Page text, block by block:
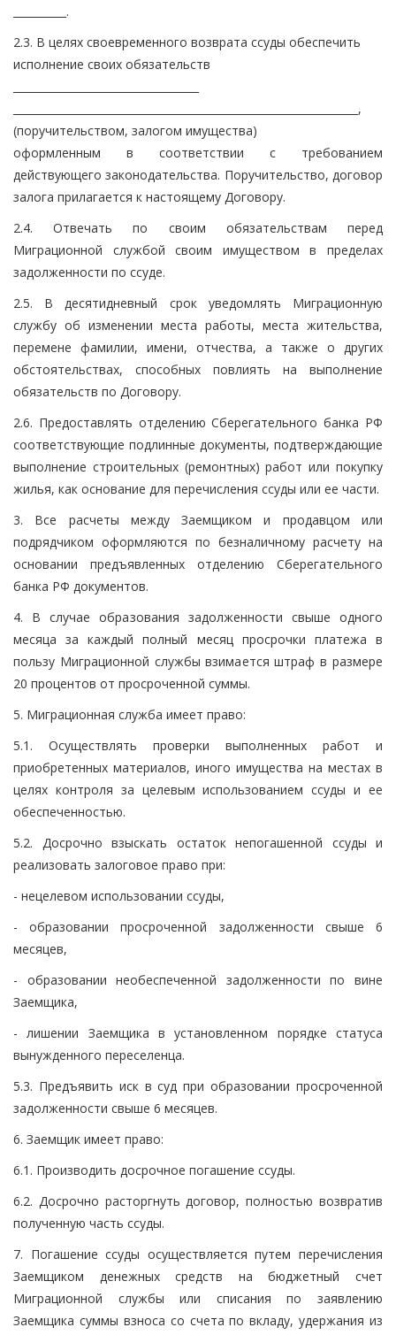
__________.
2.3. В целях своевременного возврата ссуды обеспечить
исполнение своих обязательств
_________________________________________________________________,
(поручительством, залогом имущества)
оформленным в соответствии с требованием
действующего законодательства. Поручительство, договор
залога прилагается к настоящему Договору.
2.4. Отвечать по своим обязательствам перед
Миграционной службой своим имуществом в пределах
задолженности по ссуде.
2.5. В десятидневный срок уведомлять Миграционную
службу об изменении места работы, места жительства,
перемене фамилии, имени, отчества, а также о других
обстоятельствах, способных повлиять на выполнение
обязательств по Договору.
2.6. Предоставлять отделению Сберегательного банка РФ
соответствующие подлинные документы, подтверждающие
выполнение строительных (ремонтных) работ или покупку
жилья, как основание для перечисления ссуды или ее части.
3. Все расчеты между Заемщиком и продавцом или
подрядчиком оформляются по безналичному расчету на
основании предъявленных отделению Сберегательного
банка РФ документов.
4. В случае образования задолженности свыше одного
месяца за каждый полный месяц просрочки платежа в
пользу Миграционной службы взимается штраф в размере
20 процентов от просроченной суммы.
5. Миграционная служба имеет право:
5.1. Осуществлять проверки выполненных работ и
приобретенных материалов, иного имущества на местах в
целях контроля за целевым использованием ссуды и ее
обеспеченностью.
5.2. Досрочно взыскать остаток непогашенной ссуды и
реализовать залоговое право при:
- нецелевом использовании ссуды,
- образовании просроченной задолженности свыше 6
месяцев,
- образовании необеспеченной задолженности по вине
Заемщика,
- лишении Заемщика в установленном порядке статуса
вынужденного переселенца.
5.3. Предъявить иск в суд при образовании просроченной
задолженности свыше 6 месяцев.
6. Заемщик имеет право:
6.1. Производить досрочное погашение ссуды.
6.2. Досрочно расторгнуть договор, полностью возвратив
полученную часть ссуды.
7. Погашение ссуды осуществляется путем перечисления
Заемщиком денежных средств на бюджетный счет
Миграционной службы или списания по заявлению
Заемщика суммы взноса со счета по вкладу, удержания из